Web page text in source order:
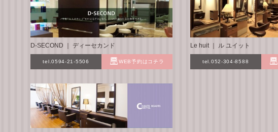
D-SECOND ｜ ディーセカンド
tel.0594-21-5506 WEB予約はコチラ
Le huit ｜ ル ユイット
tel.052-304-8588